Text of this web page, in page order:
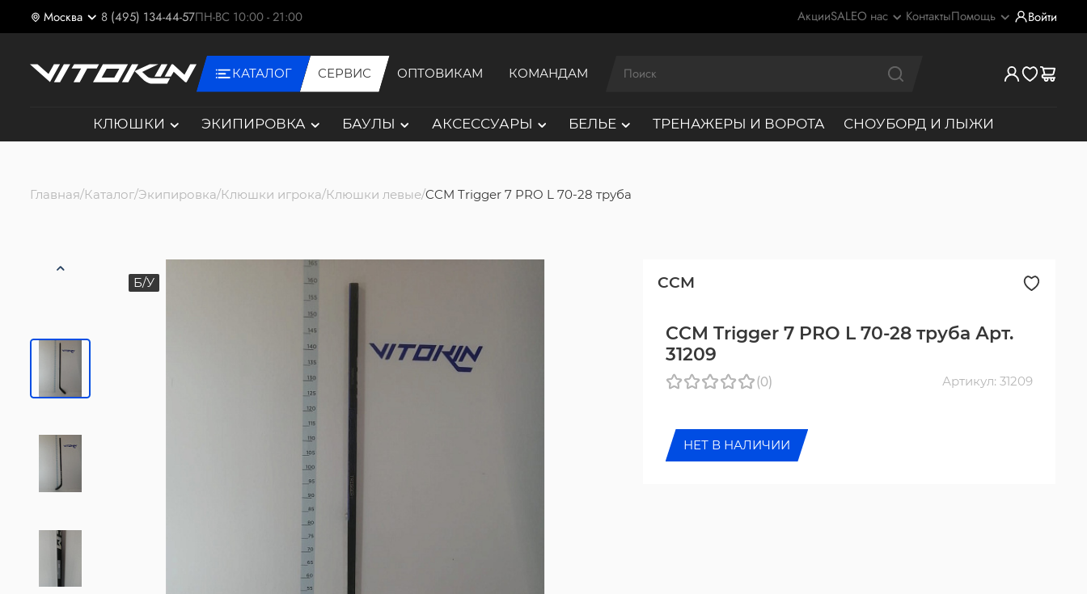
Москва 8 (495) 134-44-57ПН-ВС 10:00 - 21:00 АкцииSALEО нас КонтактыПомощь Войти
КАТАЛОГ СЕРВИС ОПТОВИКАМ КОМАНДАМ
КЛЮШКИ ЭКИПИРОВКА БАУЛЫ АКСЕССУАРЫ БЕЛЬЕ ТРЕНАЖЕРЫ И ВОРОТА СНОУБОРД И ЛЫЖИ
Главная Каталог Экипировка Клюшки игрока Клюшки левые CCM Trigger 7 PRO L 70-28 труба
Б/У CCM
CCM Trigger 7 PRO L 70-28 труба Арт.
31209
(0) Артикул: 31209
НЕТ В НАЛИЧИИ